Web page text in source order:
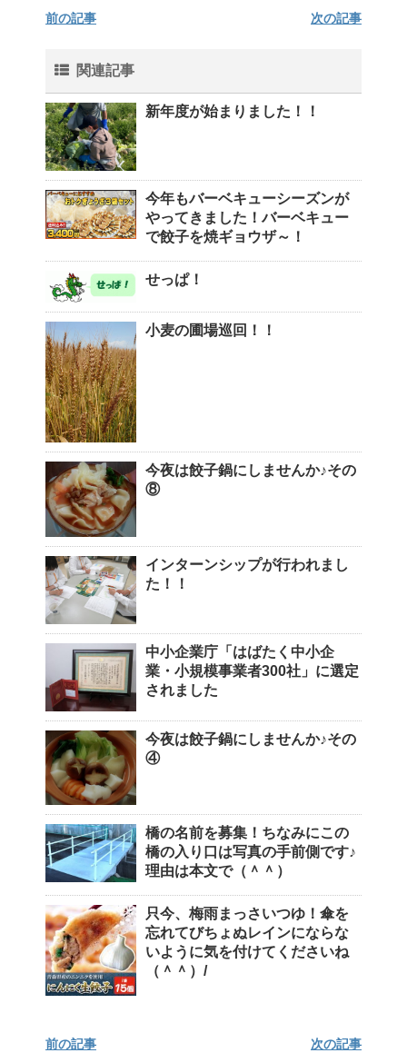
前の記事 次の記事
関連記事
新年度が始まりました！！
今年もバーベキューシーズンが
やってきました！バーベキュー
で餃子を焼ギョウザ～！
せっぱ！
小麦の圃場巡回！！
今夜は餃子鍋にしませんか♪その
⑧
インターンシップが行われまし
た！！
中小企業庁「はばたく中小企
業・小規模事業者300社」に選定
されました
今夜は餃子鍋にしませんか♪その
④
橋の名前を募集！ちなみにこの
橋の入り口は写真の手前側です♪
理由は本文で（＾＾）
只今、梅雨まっさいつゆ！傘を
忘れてびちょぬレインにならな
いように気を付けてくださいね
（＾＾）/
前の記事 次の記事